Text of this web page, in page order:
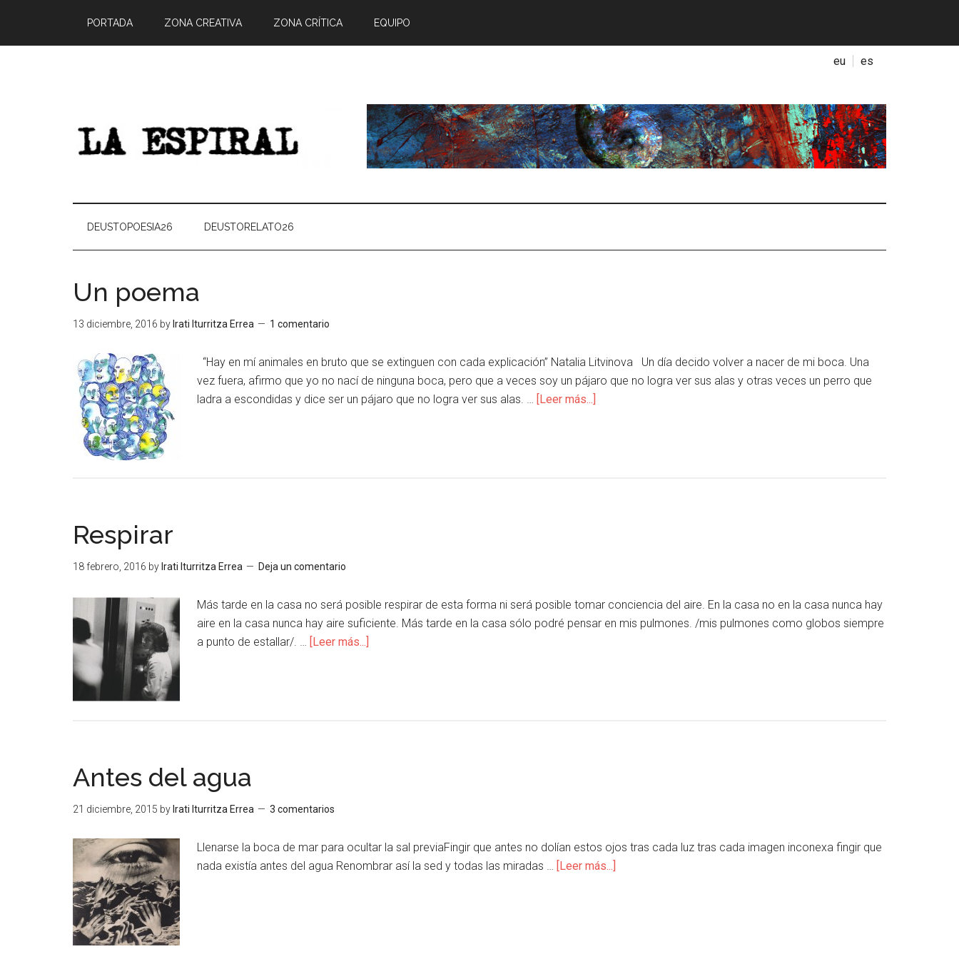
PORTADA ZONA CREATIVA ZONA CRÍTICA EQUIPO
eu es
DEUSTOPOESIA26 DEUSTORELATO26
Un poema
13 diciembre, 2016 by Irati Iturritza Errea 1 comentario
“Hay en mí animales en bruto que se extinguen con cada explicación” Natalia Litvinova Un día decido volver a nacer de mi boca. Una
vez fuera, afirmo que yo no nací de ninguna boca, pero que a veces soy un pájaro que no logra ver sus alas y otras veces un perro que
ladra a escondidas y dice ser un pájaro que no logra ver sus alas. … [Leer más...]
Respirar
18 febrero, 2016 by Irati Iturritza Errea Deja un comentario
Más tarde en la casa no será posible respirar de esta forma ni será posible tomar conciencia del aire. En la casa no en la casa nunca hay
aire en la casa nunca hay aire suficiente. Más tarde en la casa sólo podré pensar en mis pulmones. /mis pulmones como globos siempre
a punto de estallar/. … [Leer más...]
Antes del agua
21 diciembre, 2015 by Irati Iturritza Errea 3 comentarios
Llenarse la boca de mar para ocultar la sal previaFingir que antes no dolían estos ojos tras cada luz tras cada imagen inconexa fingir que
nada existía antes del agua Renombrar así la sed y todas las miradas … [Leer más...]